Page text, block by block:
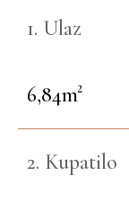
1. Ulaz
6,84m²
2. Kupatilo